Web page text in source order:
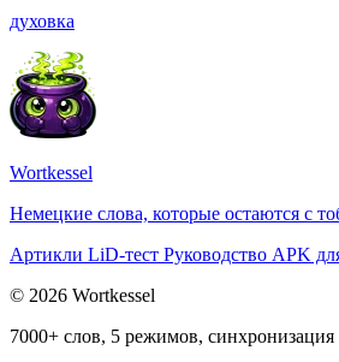
духовка
Wortkessel
Немецкие слова, которые остаются с
Артикли LiD-тест Руководство APK
© 2026 Wortkessel
7000+ слов, 5 режимов,